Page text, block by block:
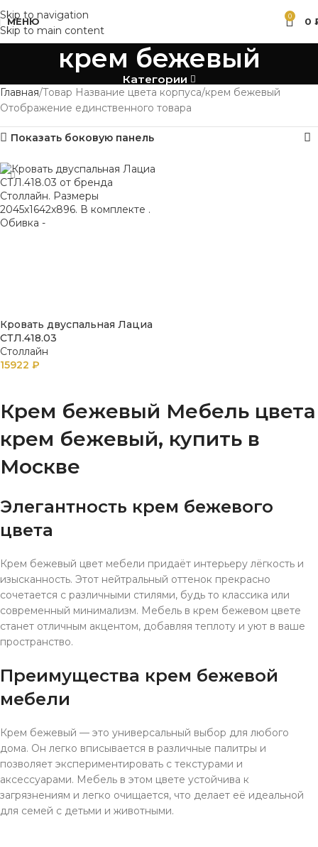
Skip to navigation
Skip to main content
МЕНЮ 0 0
крем бежевый
Категории
Главная Товар Название цвета корпуса крем бежевый
Отображение единственного товара
Показать боковую панель
Кровать двуспальная Лациа
СТЛ.418.03
Столлайн
15922 ₽
Крем бежевый Мебель цвета
крем бежевый, купить в
Москве
Элегантность крем бежевого
цвета
Крем бежевый цвет мебели придаёт интерьеру лёгкость и
изысканность. Этот нейтральный оттенок прекрасно
сочетается с различными стилями, будь то классика или
современный минимализм. Мебель в крем бежевом цвете
станет отличным акцентом, добавляя теплоту и уют в ваше
пространство.
Преимущества крем бежевой
мебели
Крем бежевый — это универсальный выбор для любого
дома. Он легко вписывается в различные палитры и
позволяет экспериментировать с текстурами и
аксессуарами. Мебель в этом цвете устойчива к
загрязнениям и легко очищается, что делает её идеальной
для семей с детьми и животными.